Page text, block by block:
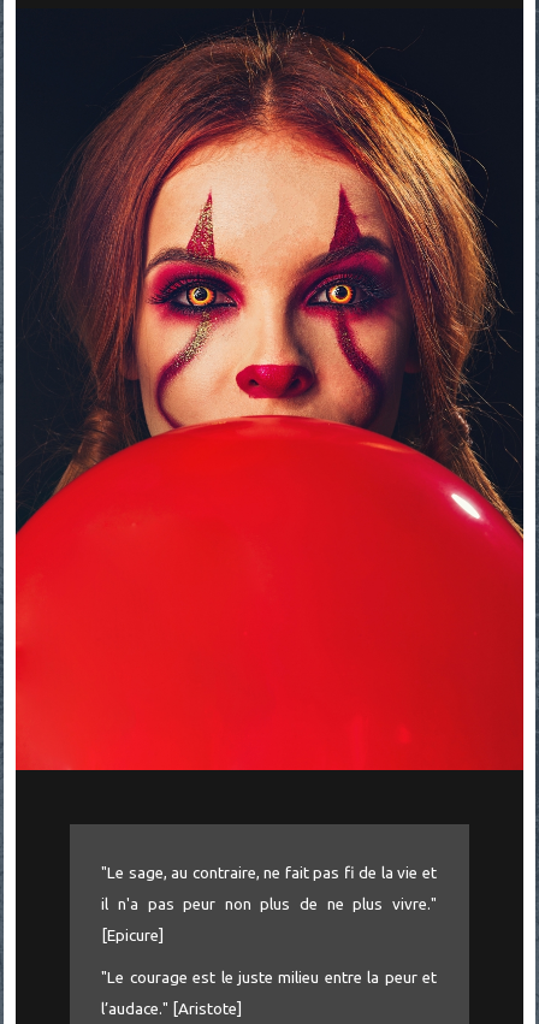
"Le sage, au contraire, ne fait pas fi de la vie et
il n'a pas peur non plus de ne plus vivre."
[Epicure]
"Le courage est le juste milieu entre la peur et
l’audace." [Aristote]